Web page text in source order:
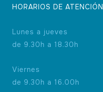
HORARIOS DE ATENCIÓN
Lunes a jueves
de 9.30h a 18.30h
Viernes
de 9.30h a 16.00h